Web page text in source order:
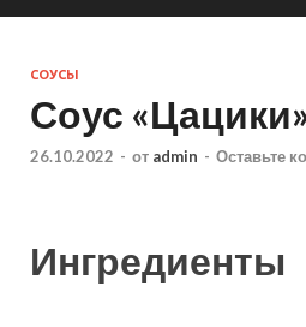
СОУСЫ
Соус
26.10.2022 - от admin - Оставьте
Ингредиенты